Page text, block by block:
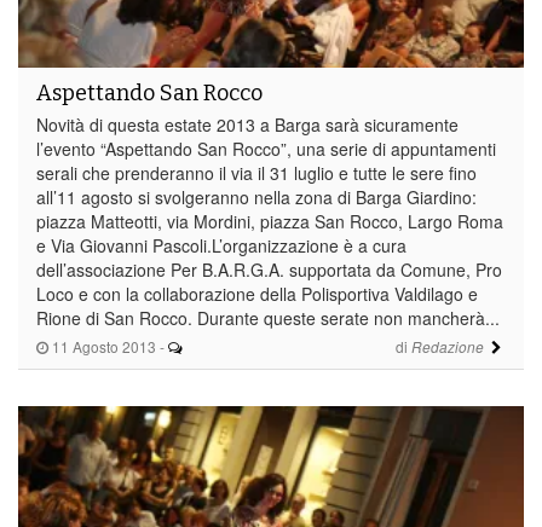
11 Agosto 2013 - di Redazione
Aspettando San Rocco
Novità di questa estate 2013 a Barga sarà sicuramente
l’evento “Aspettando San Rocco”, una serie di appuntamenti
serali che prenderanno il via il 31 luglio e tutte le sere fino
all’11 agosto si svolgeranno nella zona di Barga Giardino:
piazza Matteotti, via Mordini, piazza San Rocco, Largo Roma
e Via Giovanni Pascoli.L’organizzazione è a cura
dell’associazione Per B.A.R.G.A. supportata da Comune, Pro
Loco e con la collaborazione della Polisportiva Valdilago e
Rione di San Rocco. Durante queste serate non mancherà...